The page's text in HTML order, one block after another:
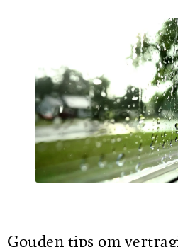
Gouden tips om